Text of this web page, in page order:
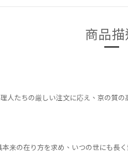
商品
たちの厳しい注文に応え、京の質の
来の在り方を求め、いつの世にも長